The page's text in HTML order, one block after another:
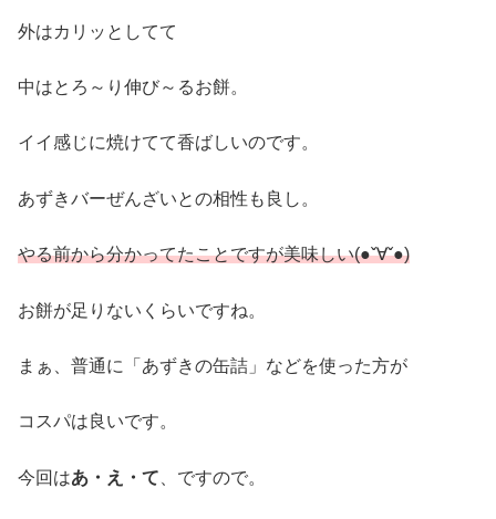
外はカリッとしてて
中はとろ～り伸び～るお餅。
イイ感じに焼けてて香ばしいのです。
あずきバーぜんざいとの相性も良し。
やる前から分かってたことですが美味しい(●ˇ∀ˇ●)
お餅が足りないくらいですね。
まぁ、普通に「あずきの缶詰」などを使った方が
コスパは良いです。
今回はあ・え・て 、ですので。